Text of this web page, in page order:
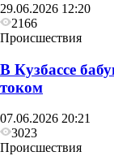
29.06.2026 12:20
2166
Происшествия
В Кузбассе
током
07.06.2026 20:21
3023
Происшествия